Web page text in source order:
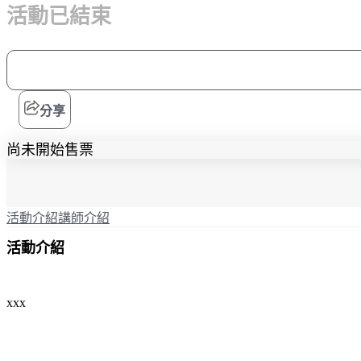
活動已結束
分享
尚未開始售票
活動介紹講師介紹
活動介紹
xxx